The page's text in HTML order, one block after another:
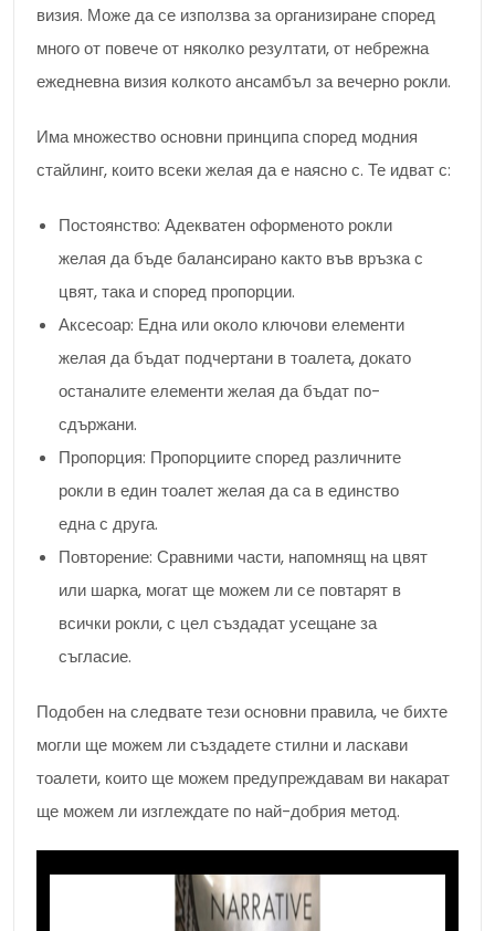
визия. Може да се използва за организиране според
много от повече от няколко резултати, от небрежна
ежедневна визия колкото ансамбъл за вечерно рокли.
Има множество основни принципа според модния
стайлинг, които всеки желая да е наясно с. Те идват с:
Постоянство: Адекватен оформеното рокли
желая да бъде балансирано както във връзка с
цвят, така и според пропорции.
Аксесоар: Една или около ключови елементи
желая да бъдат подчертани в тоалета, докато
останалите елементи желая да бъдат по-
сдържани.
Пропорция: Пропорциите според различните
рокли в един тоалет желая да са в единство
една с друга.
Повторение: Сравними части, напомнящ на цвят
или шарка, могат ще можем ли се повтарят в
всички рокли, с цел създадат усещане за
съгласие.
Подобен на следвате тези основни правила, че бихте
могли ще можем ли създадете стилни и ласкави
тоалети, които ще можем предупреждавам ви накарат
ще можем ли изглеждате по най-добрия метод.